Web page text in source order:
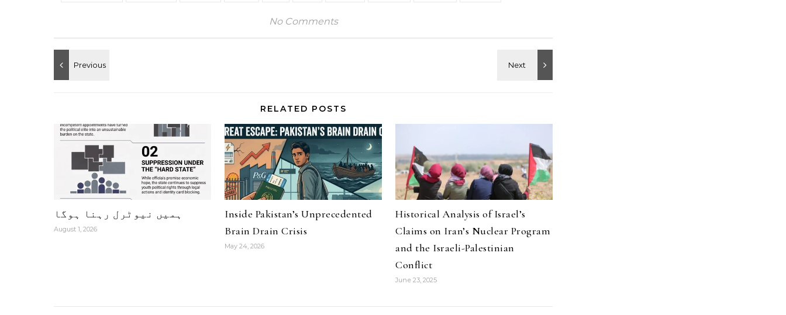
No Comments
RELATED POSTS
ہمیں نیوٹرل رہنا ہوگا
August 1, 2026
Inside Pakistan’s Unprecedented
Brain Drain Crisis
May 24, 2026
Historical Analysis of Israel’s
Claims on Iran’s Nuclear Program
and the Israeli-Palestinian
Conflict
June 23, 2025